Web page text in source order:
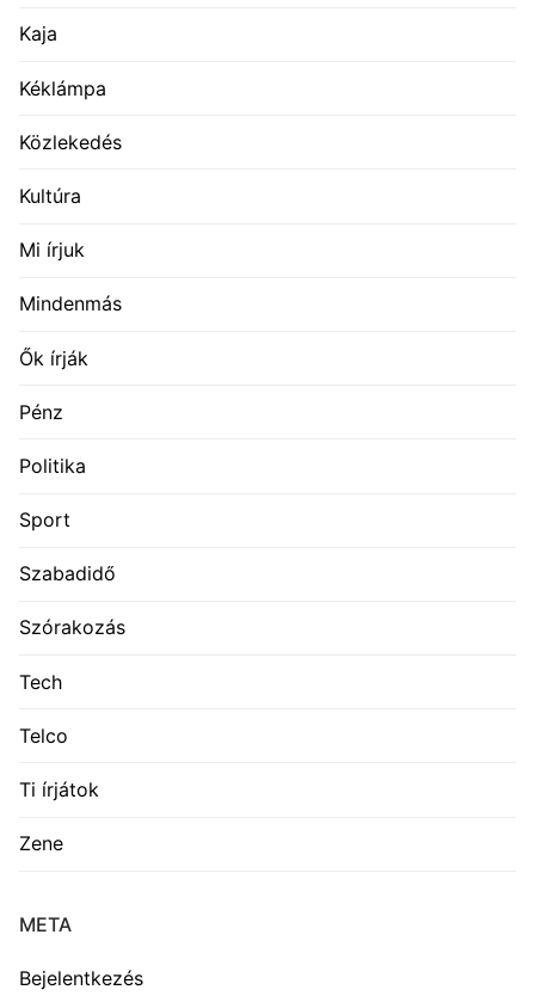
Kaja
Kéklámpa
Közlekedés
Kultúra
Mi írjuk
Mindenmás
Ők írják
Pénz
Politika
Sport
Szabadidő
Szórakozás
Tech
Telco
Ti írjátok
Zene
META
Bejelentkezés